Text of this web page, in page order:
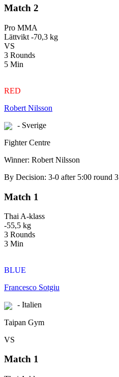
Match 2
Pro MMA
Lättvikt -70,3 kg
VS
3 Rounds
5 Min
RED
Robert Nilsson
- Sverige
Fighter Centre
Winner: Robert Nilsson
By Decision: 3-0 after 5:00 round 3
Match 1
Thai A-klass
-55,5 kg
3 Rounds
3 Min
BLUE
Francesco Sotgiu
- Italien
Taipan Gym
VS
Match 1